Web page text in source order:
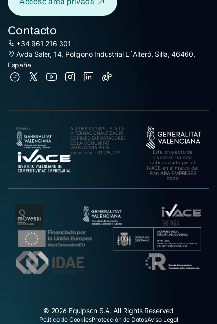
Acceso área privada
Contacto
+34 961 216 301
Avda Saler, 14, Poligono Industrial L´Alteró, Silla, 46460,
España
AJUDES A L’IMPULS A LA
INTERNACIONALITZACIÓ
DE PIMES EXPORTADORES
DE LA COMUNITAT
VALENCIANA 2025.
Import rebut: 31.278,27€
Este proyecto de
inversión ha sido
cofinanciado por el
IVACE en el marco del
Plan ARA EMPRESES
2025
© 2026 Equipson S.A. All Rights Reserved
Política de CookiesProtección de DatosAviso Legal